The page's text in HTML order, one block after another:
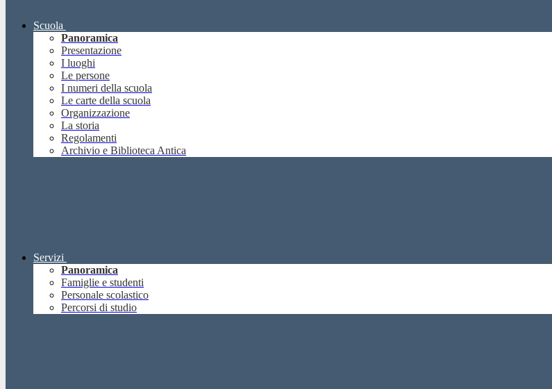
Scuola
Panoramica
Presentazione
I luoghi
Le persone
I numeri della scuola
Le carte della scuola
Organizzazione
La storia
Regolamenti
Archivio e Biblioteca Antica
Servizi
Panoramica
Famiglie e studenti
Personale scolastico
Percorsi di studio